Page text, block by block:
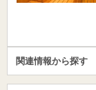
関連情報から探す